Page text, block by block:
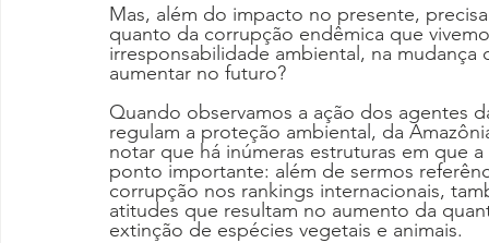
Mas, além do impacto no presente,
quanto da corrupção endêmica que
irresponsabilidade ambiental, na
aumentar no futuro?
Quando observamos a ação dos agentes
regulam a proteção ambiental, da
notar que há inúmeras estruturas em que
ponto importante: além de sermos
corrupção nos rankings internacionais,
atitudes que resultam no aumento da
extinção de espécies vegetais e animais.